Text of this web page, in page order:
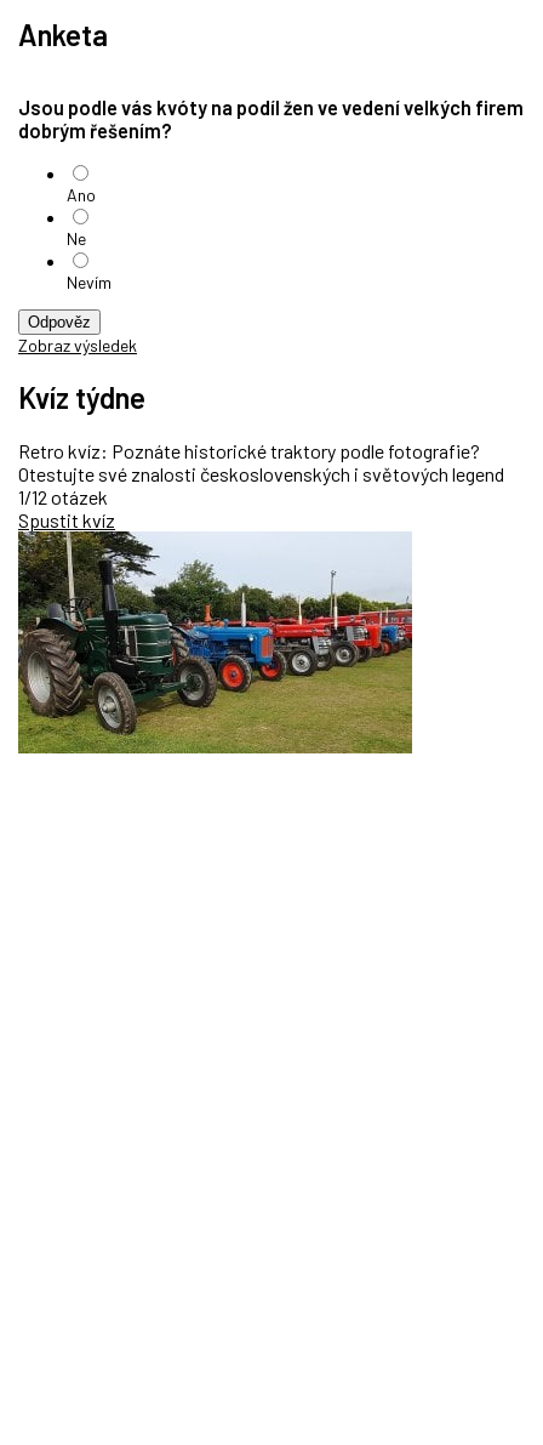
Anketa
Jsou podle vás kvóty na podíl žen ve vedení velkých firem
dobrým řešením?
Ano
Ne
Nevím
Odpověz
Zobraz výsledek
Kvíz týdne
Retro kvíz: Poznáte historické traktory podle fotografie?
Otestujte své znalosti československých i světových legend
1/12 otázek
Spustit kvíz